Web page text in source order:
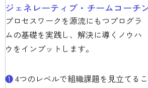
ジェネレーティブ・チームコーチ
プロセスワークを源流にもつプログラ
ムの基礎を実践し、解決に導くノウハ
ウをインプットします。
❶4つのレベルで組織課題を見立てるこ